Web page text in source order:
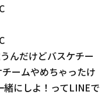
んだけどバスケチー
ームやめちゃったけ
にしよ！ってLINEで